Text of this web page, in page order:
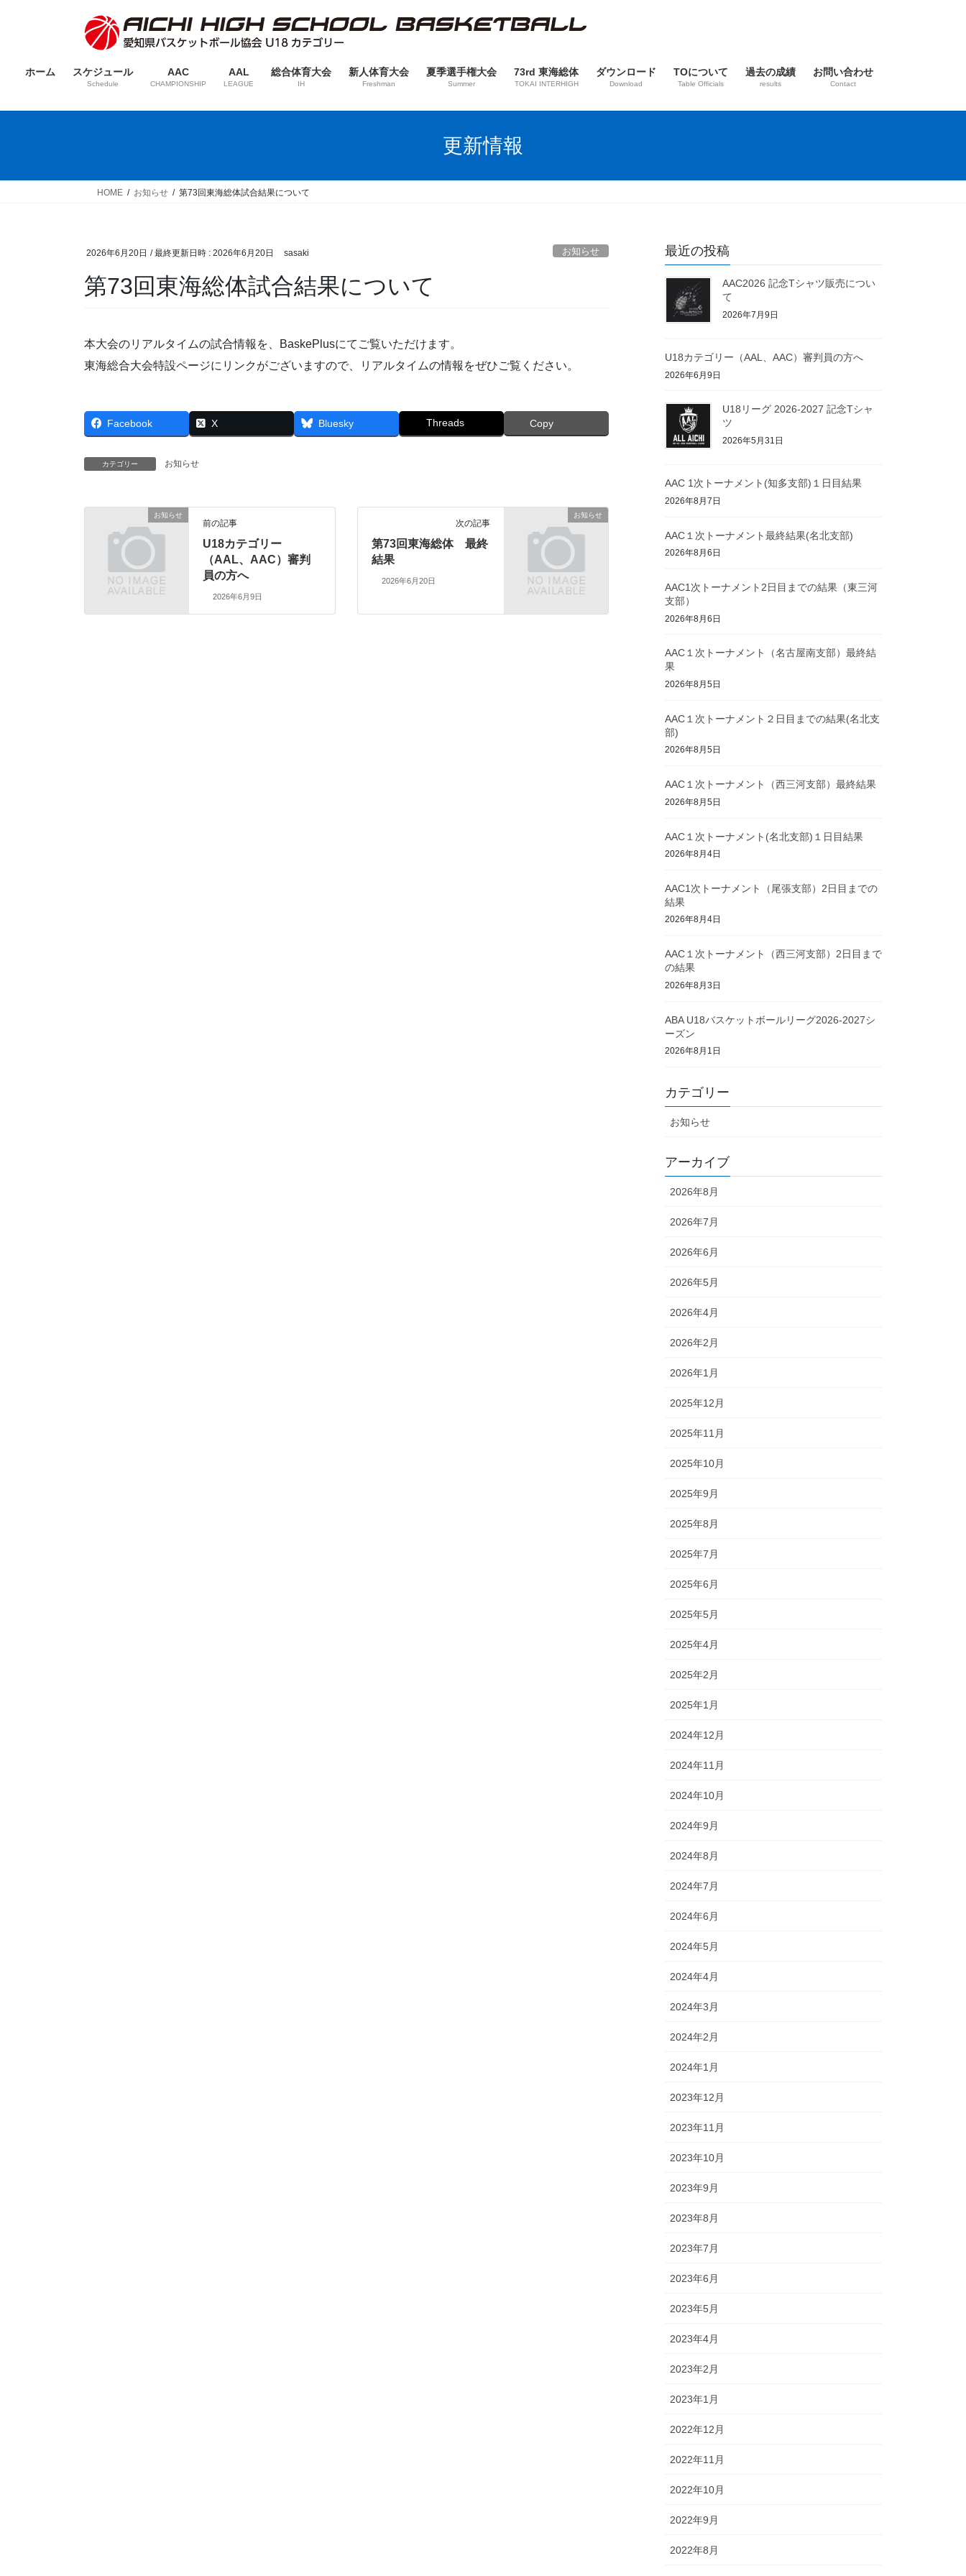
ス
ン
ホーム スケジュール
Schedule
AAC
CHAMPIONSHIP
AAL
LEAGUE
総合体育大会
IH
新人体育大会
Freshman
夏季選手権大会
Summer
73rd 東海総体
TOKAI INTERHIGH
ダウンロード
Download
TOについて
Table Officials
過去の成績
results
お問い合わせ
Contact
更新情報
HOME お知らせ 第73回東海総体試合結果について
2026年6月20日 / 最終更新日時 : 2026年6月20日 sasaki お知らせ
第73回東海総体試合結果について
本大会のリアルタイムの試合情報を、BaskePlusにてご覧いただけます。
東海総合大会特設ページにリンクがございますので、リアルタイムの情報をぜひご覧ください。
Facebook X Bluesky Threads Copy
カテゴリー お知らせ
お知らせ
前の記事
U18カテゴリー
（AAL、AAC）審判
員の方へ
2026年6月9日
お知らせ
次の記事
第73回東海総体 最終
結果
2026年6月20日
最近の投稿
AAC2026 記念Tシャツ販売につい
て
2026年7月9日
U18カテゴリー（AAL、AAC）審判員の方へ
2026年6月9日
U18リーグ 2026-2027 記念Tシャ
ツ
2026年5月31日
AAC 1次トーナメント(知多支部)１日目結果
2026年8月7日
AAC１次トーナメント最終結果(名北支部)
2026年8月6日
AAC1次トーナメント2日目までの結果（東三河
支部）
2026年8月6日
AAC１次トーナメント（名古屋南支部）最終結
果
2026年8月5日
AAC１次トーナメント２日目までの結果(名北支
部)
2026年8月5日
AAC１次トーナメント（西三河支部）最終結果
2026年8月5日
AAC１次トーナメント(名北支部)１日目結果
2026年8月4日
AAC1次トーナメント（尾張支部）2日目までの
結果
2026年8月4日
AAC１次トーナメント（西三河支部）2日目まで
の結果
2026年8月3日
ABA U18バスケットボールリーグ2026-2027シ
ーズン
2026年8月1日
カテゴリー
お知らせ
アーカイブ
2026年8月
2026年7月
2026年6月
2026年5月
2026年4月
2026年2月
2026年1月
2025年12月
2025年11月
2025年10月
2025年9月
2025年8月
2025年7月
2025年6月
2025年5月
2025年4月
2025年2月
2025年1月
2024年12月
2024年11月
2024年10月
2024年9月
2024年8月
2024年7月
2024年6月
2024年5月
2024年4月
2024年3月
2024年2月
2024年1月
2023年12月
2023年11月
2023年10月
2023年9月
2023年8月
2023年7月
2023年6月
2023年5月
2023年4月
2023年2月
2023年1月
2022年12月
2022年11月
2022年10月
2022年9月
2022年8月